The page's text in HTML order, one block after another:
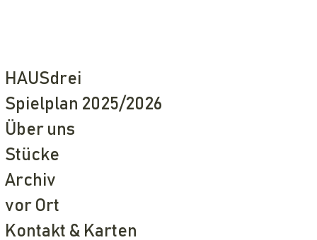
HAUSdrei
Spielplan 2025/2026
Über uns
Stücke
Archiv
vor Ort
Kontakt & Karten